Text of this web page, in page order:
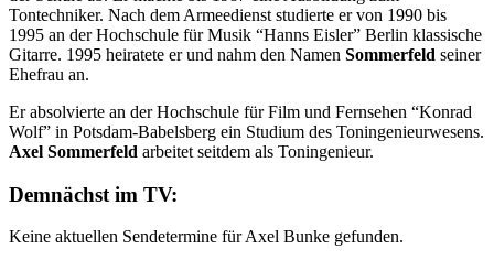
Tontechniker. Nach dem Armeedienst studierte er von 1990 bis
1995 an der Hochschule für Musik “Hanns Eisler” Berlin klassische
Gitarre. 1995 heiratete er und nahm den Namen Sommerfeld seiner
Ehefrau an.
Er absolvierte an der Hochschule für Film und Fernsehen “Konrad
Wolf” in Potsdam-Babelsberg ein Studium des Toningenieurwesens.
Axel Sommerfeld arbeitet seitdem als Toningenieur.
Demnächst im TV:
Keine aktuellen Sendetermine für Axel Bunke gefunden.